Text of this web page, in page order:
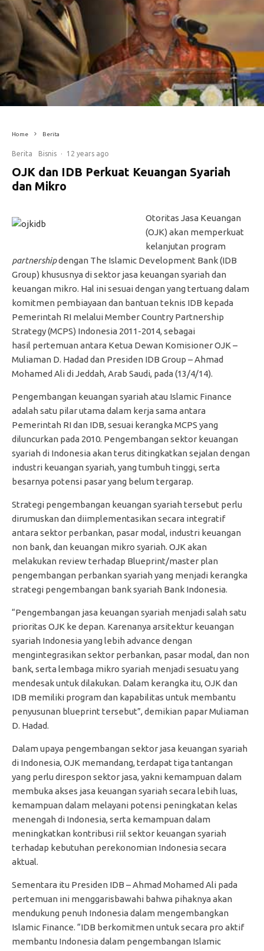
Home Berita
Berita Bisnis · 12 years ago
OJK dan IDB Perkuat Keuangan Syariah
dan Mikro
Otoritas Jasa Keuangan
(OJK) akan memperkuat
kelanjutan program
partnershipdengan The Islamic Development Bank (IDB
Group) khususnya di sektor jasa keuangan syariah dan
keuangan mikro. Hal ini sesuai dengan yang tertuang dalam
komitmen pembiayaan dan bantuan teknis IDB kepada
Pemerintah RI melalui Member Country Partnership
Strategy (MCPS) Indonesia 2011-2014, sebagai
hasil pertemuan antara Ketua Dewan Komisioner OJK –
Muliaman D. Hadad dan Presiden IDB Group – Ahmad
Mohamed Ali di Jeddah, Arab Saudi, pada (13/4/14).
Pengembangan keuangan syariah atau Islamic Finance
adalah satu pilar utama dalam kerja sama antara
Pemerintah RI dan IDB, sesuai kerangka MCPS yang
diluncurkan pada 2010. Pengembangan sektor keuangan
syariah di Indonesia akan terus ditingkatkan sejalan dengan
industri keuangan syariah, yang tumbuh tinggi, serta
besarnya potensi pasar yang belum tergarap.
Strategi pengembangan keuangan syariah tersebut perlu
dirumuskan dan diimplementasikan secara integratif
antara sektor perbankan, pasar modal, industri keuangan
non bank, dan keuangan mikro syariah. OJK akan
melakukan review terhadap Blueprint/master plan
pengembangan perbankan syariah yang menjadi kerangka
strategi pengembangan bank syariah Bank Indonesia.
“Pengembangan jasa keuangan syariah menjadi salah satu
prioritas OJK ke depan. Karenanya arsitektur keuangan
syariah Indonesia yang lebih advance dengan
mengintegrasikan sektor perbankan, pasar modal, dan non
bank, serta lembaga mikro syariah menjadi sesuatu yang
mendesak untuk dilakukan. Dalam kerangka itu, OJK dan
IDB memiliki program dan kapabilitas untuk membantu
penyusunan blueprint tersebut”, demikian papar Muliaman
D. Hadad.
Dalam upaya pengembangan sektor jasa keuangan syariah
di Indonesia, OJK memandang, terdapat tiga tantangan
yang perlu direspon sektor jasa, yakni kemampuan dalam
membuka akses jasa keuangan syariah secara lebih luas,
kemampuan dalam melayani potensi peningkatan kelas
menengah di Indonesia, serta kemampuan dalam
meningkatkan kontribusi riil sektor keuangan syariah
terhadap kebutuhan perekonomian Indonesia secara
aktual.
Sementara itu Presiden IDB – Ahmad Mohamed Ali pada
pertemuan ini menggarisbawahi bahwa pihaknya akan
mendukung penuh Indonesia dalam mengembangkan
Islamic Finance. “IDB berkomitmen untuk secara pro aktif
membantu Indonesia dalam pengembangan Islamic